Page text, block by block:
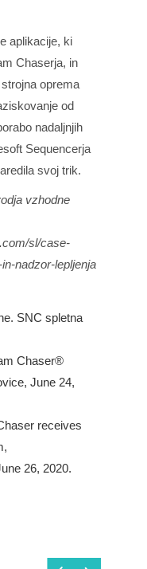
aplikacije, ki
Chaserja, in
oprema
od
nadaljnjih
Sequencerja
svoj trik.
vzhodne
sl/case-
nadzor-lepljenja
. SNC spletna
Chaser®
June 24,
receives
,
26, 2020.